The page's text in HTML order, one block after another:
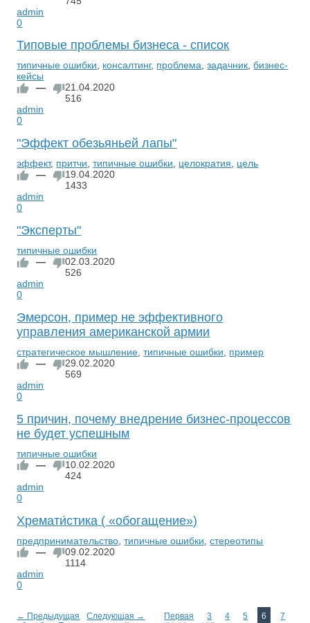
admin
0
Типовые проблемы бизнеса - список
типичные ошибки, консалтинг, проблема,задачник,бизнес-
кейсы
—
21.04.2020
516
admin
0
"Эффект обезьяньей лапы"
эффект, притчи,типичные ошибки, целократия, цель
—
19.04.2020
1433
admin
0
"Эксперты"
типичные ошибки
—
02.03.2020
526
admin
0
Эмерсон, пример не эффективного
управления американской армии
стратегическое мышление,типичные ошибки, пример
—
29.02.2020
569
admin
0
5 причин, почему внедрение бизнес-процессов
не будет успешным
типичные ошибки
—
10.02.2020
424
admin
0
Хремати́стика ( «обогащение»)
предпринимательство ,типичные ошибки ,стереотипы
—
09.02.2020
1114
admin
0
← Предыдущая Следующая → Первая 3 4 5 6
7